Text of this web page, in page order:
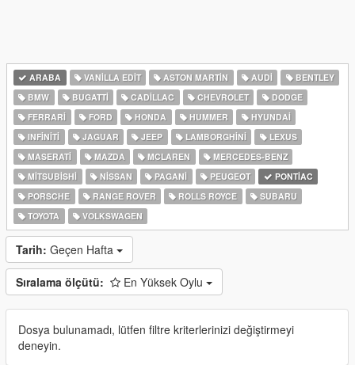
ARABA VANILLA EDIT ASTON MARTIN AUDI
BENTLEY
BMW
BUGATTI CADILLAC CHEVROLET
DODGE
FERRARI
FORD HONDA HUMMER
HYUNDAI
INFINITI
JAGUAR JEEP LAMBORGHINI
LEXUS
MASERATI
MAZDA MCLAREN
MERCEDES-BENZ
MITSUBISHI
NISSAN PAGANI PEUGEOT
PONTIAC
PORSCHE
RANGE ROVER ROLLS ROYCE
SUBARU
TOYOTA
VOLKSWAGEN
Tarih: Geçen Hafta
Sıralama ölçütü: En Yüksek Oylu
Dosya bulunamadı, lütfen filtre kriterlerinizi değiştirmeyi
deneyin.